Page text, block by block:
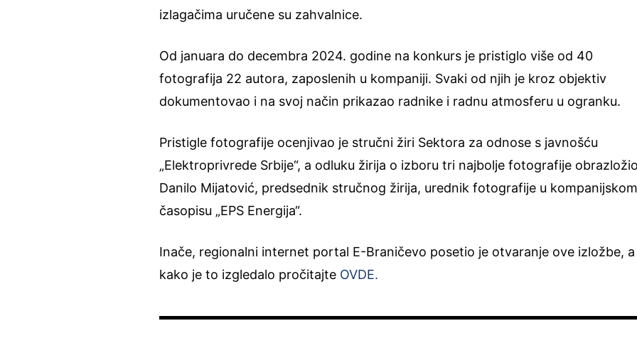
izlagačima uručene su zahvalnice.
Od januara do decembra 2024. godine na konkurs je pristiglo više od 40
fotografija 22 autora, zaposlenih u kompaniji. Svaki od njih je kroz objektiv
dokumentovao i na svoj način prikazao radnike i radnu atmosferu u ogranku.
Pristigle fotografije ocenjivao je stručni žiri Sektora za odnose s javnošću
„Elektroprivrede Srbije“, a odluku žirija o izboru tri najbolje fotografije
Danilo Mijatović, predsednik stručnog žirija, urednik fotografije u
časopisu „EPS Energija“.
Inače, regionalni internet portal E-Braničevo posetio je otvaranje ove izložbe, a
kako je to izgledalo pročitajte OVDE.